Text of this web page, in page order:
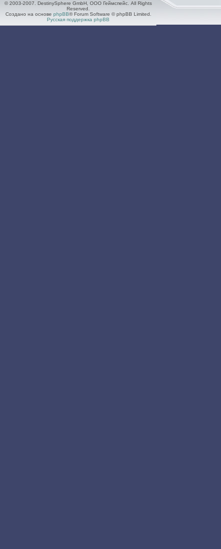
© 2003-2007. DestinySphere GmbH, ООО Геймспейс. All Rights
Reserved.
Создано на основе phpBB® Forum Software © phpBB Limited.
Русская поддержка phpBB